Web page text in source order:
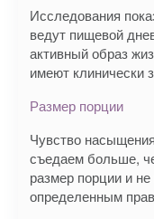
Исследования
ведут пищевой
активный образ
имеют клинически
Размер порции
Чувство
съедаем больше,
размер порции и
определенным